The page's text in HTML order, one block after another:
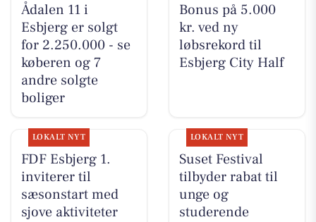
Ådalen 11 i
Esbjerg er solgt
for 2.250.000 - se
køberen og 7
andre solgte
boliger
Bonus på 5.000
kr. ved ny
løbsrekord til
Esbjerg City Half
LOKALT NYT
FDF Esbjerg 1.
inviterer til
sæsonstart med
sjove aktiviteter
LOKALT NYT
Suset Festival
tilbyder rabat til
unge og
studerende